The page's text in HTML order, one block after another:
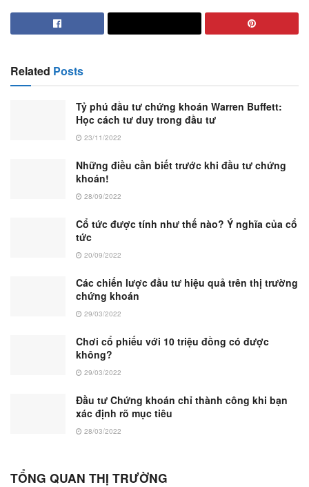
Related Posts
Tỷ phú đầu tư chứng khoán Warren Buffett:
Học cách tư duy trong đầu tư
23/11/2022
Những điều cần biết trước khi đầu tư chứng
khoán!
28/09/2022
Cổ tức được tính như thế nào? Ý nghĩa của cổ
tức
20/09/2022
Các chiến lược đầu tư hiệu quả trên thị trường
chứng khoán
29/03/2022
Chơi cổ phiếu với 10 triệu đồng có được
không?
29/03/2022
Đầu tư Chứng khoán chỉ thành công khi bạn
xác định rõ mục tiêu
28/03/2022
TỔNG QUAN THỊ TRƯỜNG